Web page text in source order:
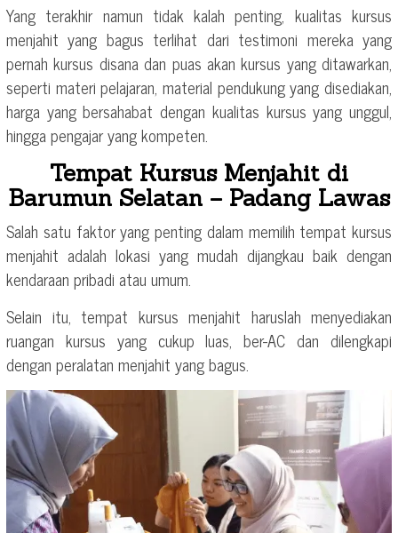
Yang terakhir namun tidak kalah penting, kualitas kursus
menjahit yang bagus terlihat dari testimoni mereka yang
pernah kursus disana dan puas akan kursus yang ditawarkan,
seperti materi pelajaran, material pendukung yang disediakan,
harga yang bersahabat dengan kualitas kursus yang unggul,
hingga pengajar yang kompeten.
Tempat Kursus Menjahit di
Barumun Selatan – Padang Lawas
Salah satu faktor yang penting dalam memilih tempat kursus
menjahit adalah lokasi yang mudah dijangkau baik dengan
kendaraan pribadi atau umum.
Selain itu, tempat kursus menjahit haruslah menyediakan
ruangan kursus yang cukup luas, ber-AC dan dilengkapi
dengan peralatan menjahit yang bagus.